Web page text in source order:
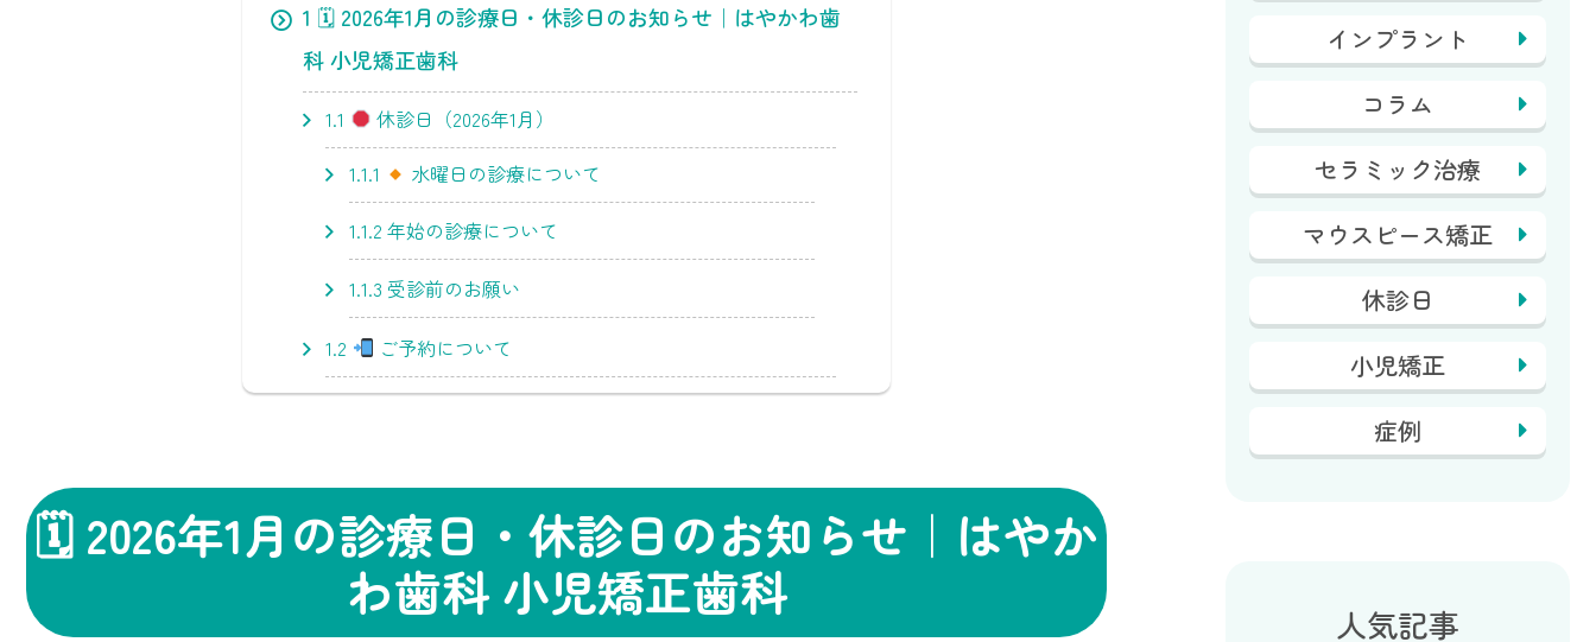
1 🗓 2026年1月の診療日・休診日のお知らせ｜はやかわ歯
科 小児矯正歯科
1.1
休診日（2026年1月）
1.1.1
水曜日の診療について
1.1.2 年始の診療について
1.1.3 受診前のお願い
1.2 ご予約について
🗓 2026年1月の診療日・休診日のお知らせ｜はやか
わ歯科 小児矯正歯科
インプラント
コラム
セラミック治療
マウスピース矯正
休診日
小児矯正
症例
人気記事